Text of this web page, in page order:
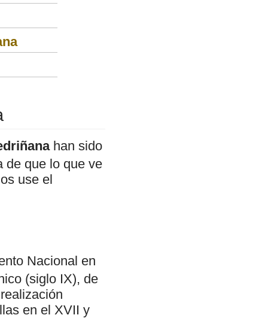
han sido
de que lo que ve
use el
Nacional en
(siglo IX), de
en el XVII y